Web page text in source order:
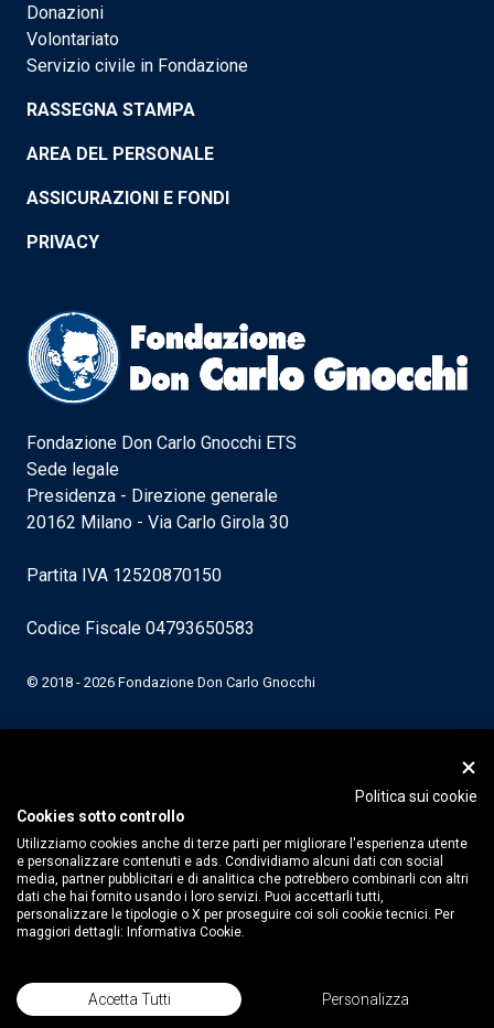
Donazioni
Volontariato
Servizio civile in Fondazione
RASSEGNA STAMPA
AREA DEL PERSONALE
ASSICURAZIONI E FONDI
PRIVACY
Fondazione Don Carlo Gnocchi ETS
Sede legale
Presidenza - Direzione generale
20162 Milano - Via Carlo Girola 30
Partita IVA 12520870150
Codice Fiscale 04793650583
© 2018 - 2026 Fondazione Don Carlo Gnocchi
Politica sui cookie
Cookies sotto controllo
Utilizziamo cookies anche di terze parti per migliorare l'esperienza utente
e personalizzare contenuti e ads. Condividiamo alcuni dati con social
media, partner pubblicitari e di analitica che potrebbero combinarli con altri
dati che hai fornito usando i loro servizi. Puoi accettarli tutti,
personalizzare le tipologie o X per proseguire coi soli cookie tecnici. Per
maggiori dettagli: Informativa Cookie.
Accetta Tutti Personalizza